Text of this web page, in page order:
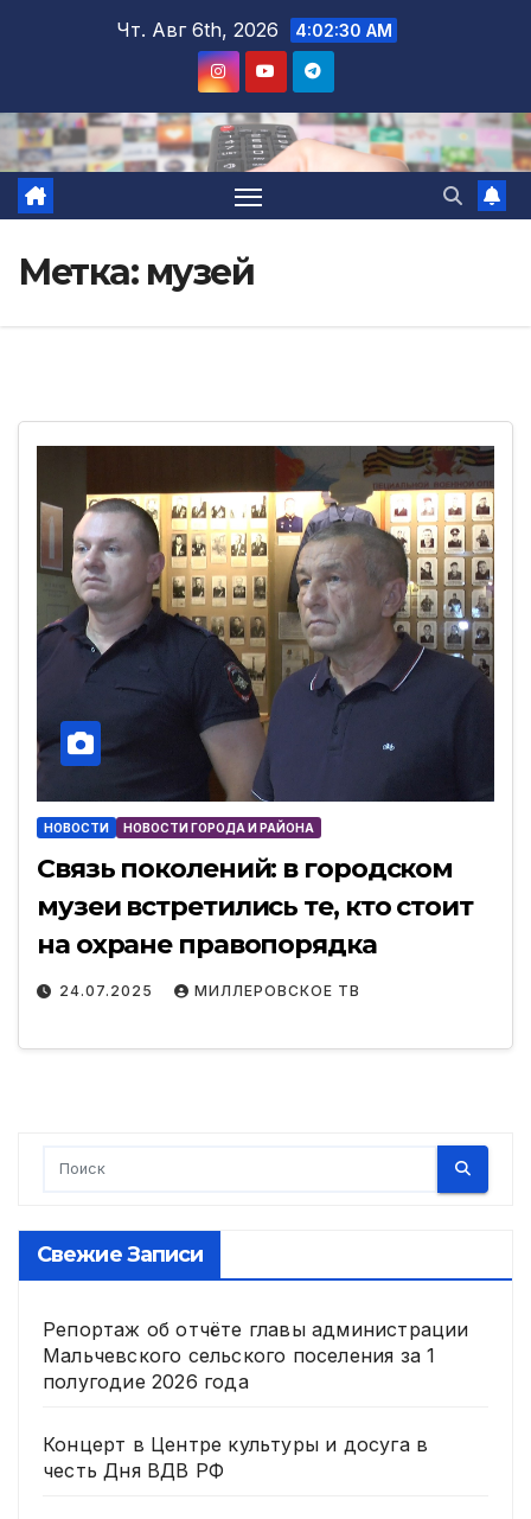
Чт. Авг 6th, 2026 4:02:31 AM
Метка: музей
НОВОСТИ НОВОСТИ ГОРОДА И РАЙОНА
Связь поколений: в городском
музеи встретились те, кто стоит
на охране правопорядка
24.07.2025 МИЛЛЕРОВСКОЕ ТВ
Свежие Записи
Репортаж об отчёте главы администрации
Мальчевского сельского поселения за 1
полугодие 2026 года
Концерт в Центре культуры и досуга в
честь Дня ВДВ РФ